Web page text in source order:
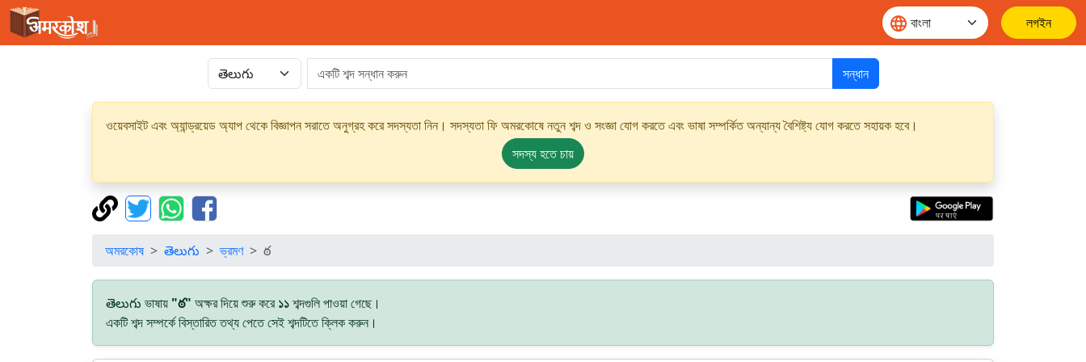
লগইন
সন্ধান
ওয়েবসাইট এবং অ্যান্ড্রয়েড অ্যাপ থেকে বিজ্ঞাপন সরাতে অনুগ্রহ করে সদস্যতা নিন। সদস্যতা ফি অমরকোষে নতুন শব্দ ও সংজ্ঞা যোগ করতে এবং ভাষা সম্পর্কিত অন্যান্য বৈশিষ্ট্য যোগ করতে সহায়ক হবে।
সদস্য হতে চায়
অমরকোষ తెలుగు ভ্রমণ ఠ
తెలుగు ভাষায় "ఠ" অক্ষর দিয়ে শুরু করে১১শব্দগুলি পাওয়া গেছে।
একটি শব্দ সম্পর্কে বিস্তারিত তথ্য পেতে সেই শব্দটিতে ক্লিক করুন।